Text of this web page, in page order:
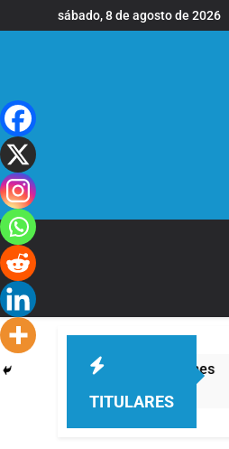
al
sábado, 8 de agosto de 2026
TITULARES
sede de Quilmes